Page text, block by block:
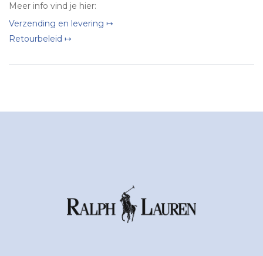
Meer info vind je hier:
Verzending en levering ↦
Retourbeleid ↦